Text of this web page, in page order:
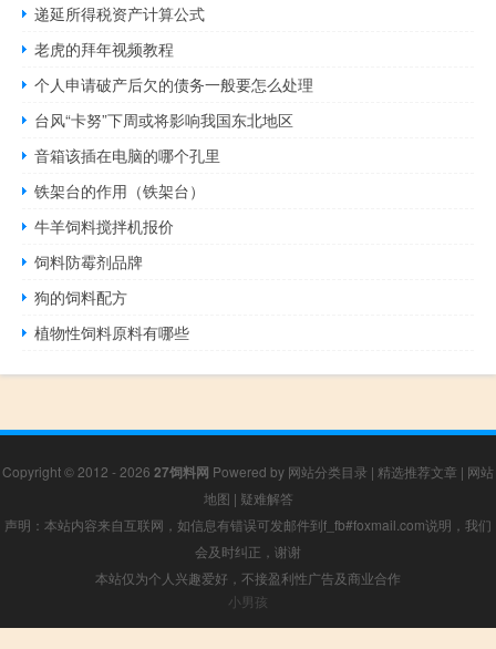
递延所得税资产计算公式
老虎的拜年视频教程
个人申请破产后欠的债务一般要怎么处理
台风“卡努”下周或将影响我国东北地区
音箱该插在电脑的哪个孔里
铁架台的作用（铁架台）
牛羊饲料搅拌机报价
饲料防霉剂品牌
狗的饲料配方
植物性饲料原料有哪些
Copyright © 2012 - 2026 27饲料网 Powered by 网站分类目录 | 精选推荐文章 | 网站
地图 | 疑难解答
声明：本站内容来自互联网，如信息有错误可发邮件到f_fb#foxmail.com说明，我们
会及时纠正，谢谢
本站仅为个人兴趣爱好，不接盈利性广告及商业合作
小男孩